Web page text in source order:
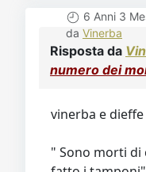
6 Anni 3
da Vinerba
Risposta da
numero dei
vinerba e dieffe
" Sono morti di